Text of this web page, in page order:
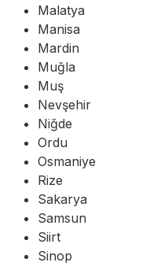
Malatya
Manisa
Mardin
Muğla
Muş
Nevşehir
Niğde
Ordu
Osmaniye
Rize
Sakarya
Samsun
Siirt
Sinop